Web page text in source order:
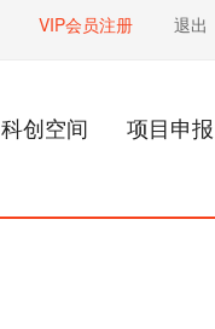
VIP会员注册 退出
科创空间 项目申报